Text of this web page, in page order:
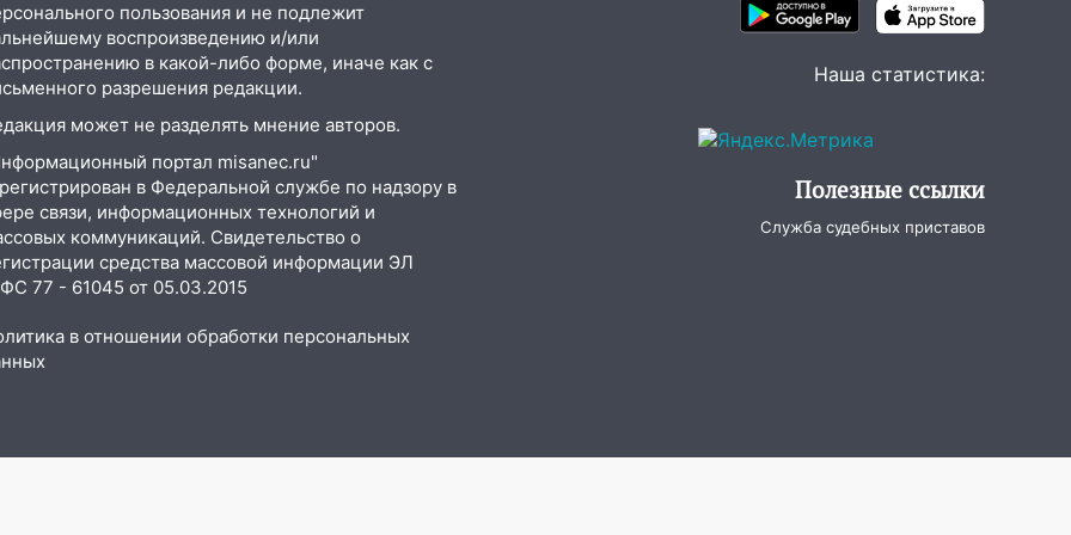
пользования и не подлежит
воспроизведению и/или
в какой-либо форме, иначе как с
разрешения редакции.
может не разделять мнение авторов.
портал misanec.ru"
в Федеральной службе по надзору в
связи, информационных технологий и
коммуникаций. Свидетельство о
средства массовой информации ЭЛ
77 - 61045 от 05.03.2015
в отношении обработки персональных
Наша статистика:
Полезные ссылки
Служба судебных приставов